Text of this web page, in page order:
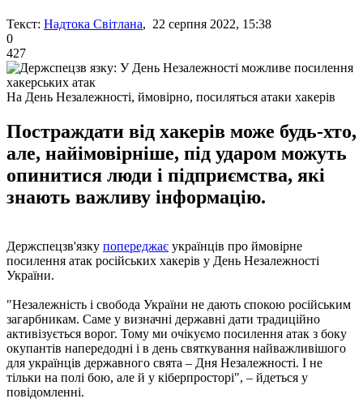
Текст: Надтока Світлана, 22 серпня 2022, 15:38
0
427
На День Незалежності, ймовірно, посиляться атаки хакерів
Постраждати від хакерів може будь-хто,
але, найімовірніше, під ударом можуть
опинитися люди і підприємства, які
знають важливу інформацію.
Держспецзв'язку попереджає українців про ймовірне
посилення атак російських хакерів у День Незалежності
України.
"Незалежність і свобода України не дають спокою російським
загарбникам. Саме у визначні державні дати традиційно
активізується ворог. Тому ми очікуємо посилення атак з боку
окупантів напередодні і в день святкування найважливішого
для українців державного свята – Дня Незалежності. І не
тільки на полі бою, але й у кіберпросторі", – йдеться у
повідомленні.